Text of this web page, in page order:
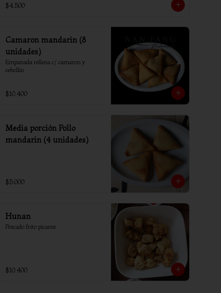
$4.500
Camaron mandarin (8
unidades)
Empanada rellena c/ camaron y
cebollin
$10.400
Media porción Pollo
mandarin (4 unidades)
$5.000
Hunan
Pescado frito picante
$10.400